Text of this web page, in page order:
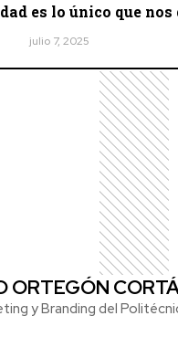
es lo único que nos
julio 7, 2025
ORTEGÓN
y Branding del